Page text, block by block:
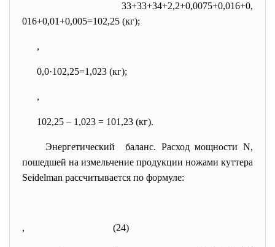
33+33+34+2,2+0,0075+0,016+0,
016+0,01+0,005=102,25 (кг);
,
0,0·102,25=1,023 (кг);
,
102,25 – 1,023 = 101,23 (кг).
Энергетический баланс. Расход мощности N,
пошедшей на измельчение продукции ножами куттера
Seidelman рассчитывается по формуле:
, (24)